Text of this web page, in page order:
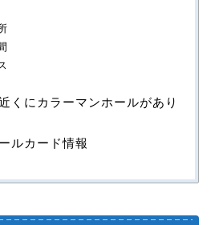
くにカラーマンホールがあり
ルカード情報